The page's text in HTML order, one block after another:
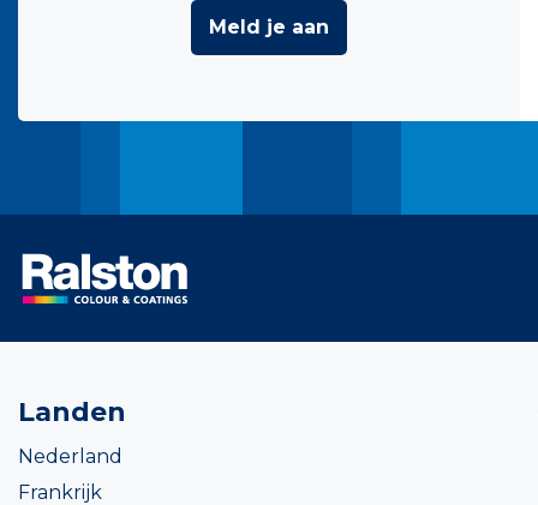
Meld je aan
Landen
Nederland
Frankrijk